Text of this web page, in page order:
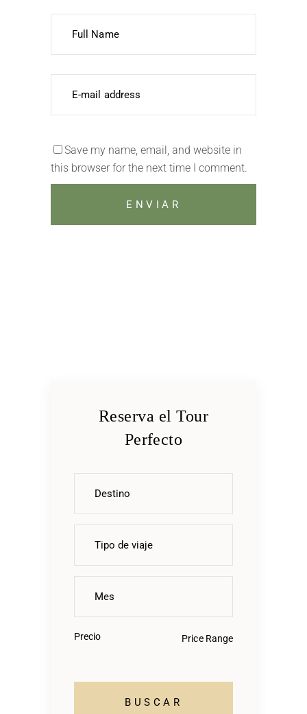
Save my name, email, and website in
this browser for the next time I comment.
Reserva el Tour
Perfecto
Precio